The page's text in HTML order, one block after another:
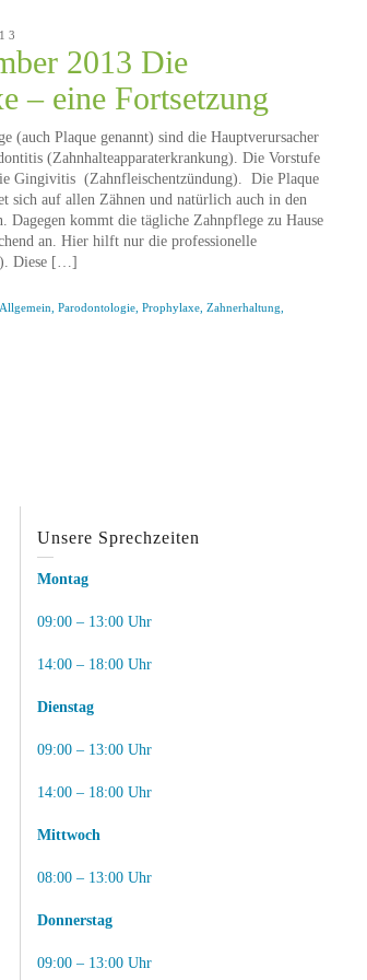
2013 Die
– eine Fortsetzung
(auch Plaque genannt) sind die Hauptverursacher
(Zahnhalteapparaterkrankung). Die Vorstufe
Gingivitis (Zahnfleischentzündung). Die Plaque
sich auf allen Zähnen und natürlich auch in den
Dagegen kommt die tägliche Zahnpflege zu Hause
an. Hier hilft nur die professionelle
Diese […]
Allgemein Parodontologie, Prophylaxe, Zahnerhaltung
Unsere Sprechzeiten
Montag
09:00 – 13:00 Uhr
14:00 – 18:00 Uhr
Dienstag
09:00 – 13:00 Uhr
14:00 – 18:00 Uhr
Mittwoch
08:00 – 13:00 Uhr
Donnerstag
09:00 – 13:00 Uhr